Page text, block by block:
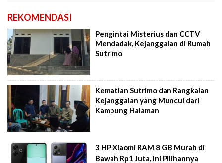
REKOMENDASI
Pengintai Misterius dan CCTV
Mendadak, Kejanggalan di Rumah
Sutrimo
Kematian Sutrimo dan Rangkaian
Kejanggalan yang Muncul dari
Kampung Halaman
3 HP Xiaomi RAM 8 GB Murah di
Bawah Rp1 Juta, Ini Pilihannya